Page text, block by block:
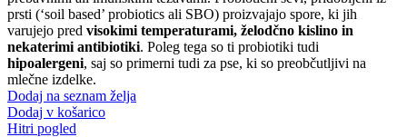
prsti (‘soil based’ probiotics ali SBO) proizvajajo spore, ki jih
varujejo pred visokimi temperaturami, želodčno kislino in
nekaterimi antibiotiki. Poleg tega so ti probiotiki tudi
hipoalergeni, saj so primerni tudi za pse, ki so preobčutljivi na
mlečne izdelke.
Dodaj na seznam želja
Dodaj v košarico
Hitri pogled